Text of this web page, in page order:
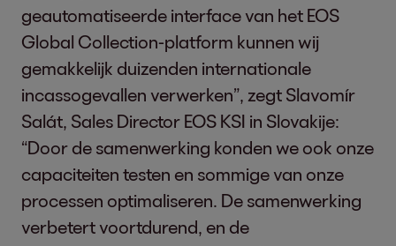
geautomatiseerde interface van het EOS
Global Collection-platform kunnen wij
gemakkelijk duizenden internationale
incassogevallen verwerken”, zegt Slavomír
Salát, Sales Director EOS KSI in Slovakije:
“Door de samenwerking konden we ook onze
capaciteiten testen en sommige van onze
processen optimaliseren. De samenwerking
verbetert voortdurend, en de